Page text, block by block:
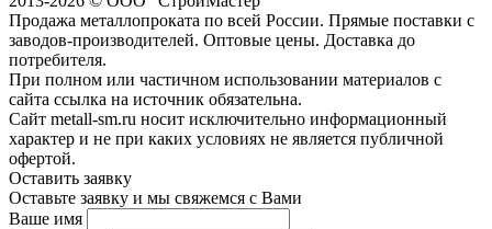
Продажа металлопроката по всей России. Прямые поставки с
заводов-производителей. Оптовые цены. Доставка до
потребителя.
При полном или частичном использовании материалов с
сайта ссылка на источник обязательна.
Сайт metall-sm.ru носит исключительно информационный
характер и не при каких условиях не является публичной
офертой.
Оставить заявку
Оставьте заявку и мы свяжемся с Вами
Ваше имя